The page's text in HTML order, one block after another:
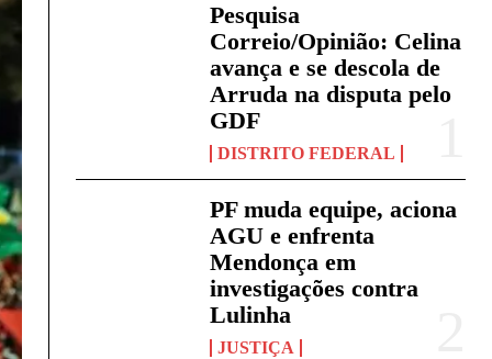
Pesquisa
Correio/Opinião: Celina
avança e se descola de
Arruda na disputa pelo
GDF
DISTRITO FEDERAL
PF muda equipe, aciona
AGU e enfrenta
Mendonça em
investigações contra
Lulinha
JUSTIÇA